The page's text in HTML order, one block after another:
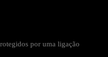
por uma ligação